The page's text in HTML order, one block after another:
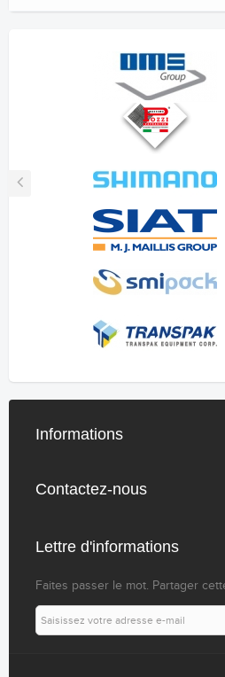
Informations
Contactez-nous
Lettre d'informations
Faites passer le mot. Partager